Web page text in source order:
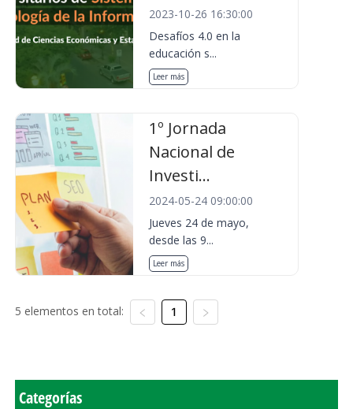
2023-10-26 16:30:00
Desafíos 4.0 en la
educación s...
Leer más
1º Jornada
Nacional de
Investi...
2024-05-24 09:00:00
Jueves 24 de mayo,
desde las 9...
Leer más
5 elementos en total: 1
Categorías